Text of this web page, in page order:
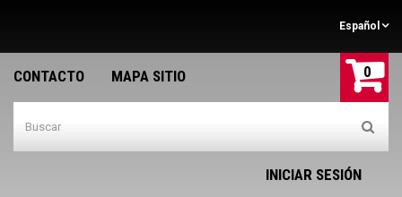
Español
CONTACTO MAPA SITIO 0
INICIAR SESIÓN